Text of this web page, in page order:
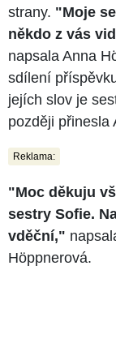
strany. "Moje
někdo z vás
napsala Anna
sdílení
jejích slov je
později přinesla
Reklama:
"Moc děkuju
sestry Sofie.
vděční,"
Höppnerová.